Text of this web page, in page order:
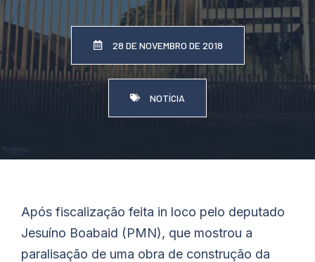
28 DE NOVEMBRO DE 2018
NOTÍCIA
Após fiscalização feita in loco pelo deputado
Jesuíno Boabaid (PMN), que mostrou a
paralisação de uma obra de construção da